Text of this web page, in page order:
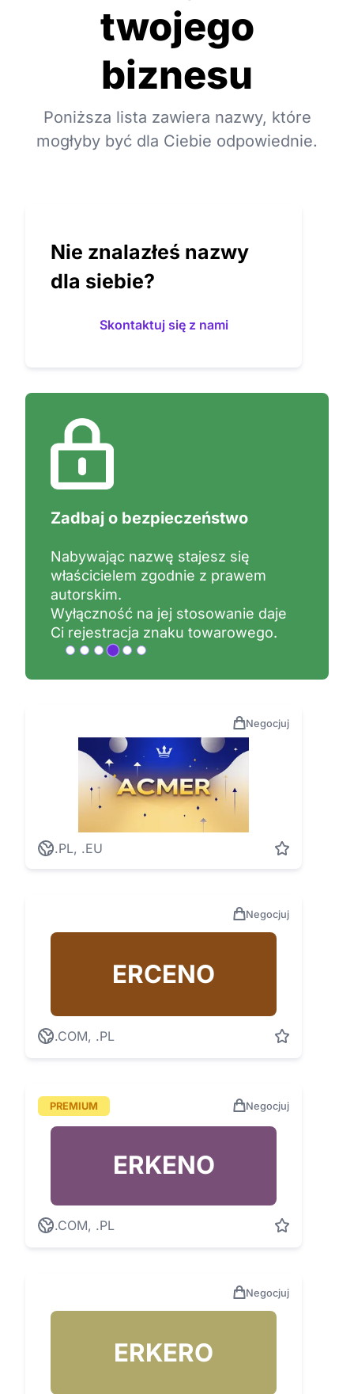
twojego
biznesu
Poniższa lista zawiera nazwy, które
mogłyby być dla Ciebie odpowiednie.
Nie znalazłeś nazwy
dla siebie?
Skontaktuj się z nami
Zadbaj o bezpieczeństwo
Nabywając nazwę stajesz się
właścicielem zgodnie z prawem
autorskim.
Wyłączność na jej stosowanie daje
Ci rejestracja znaku towarowego.
Negocjuj
.PL, .EU
Negocjuj
ERCENO
.COM, .PL
PREMIUM Negocjuj
ERKENO
.COM, .PL
Negocjuj
ERKERO